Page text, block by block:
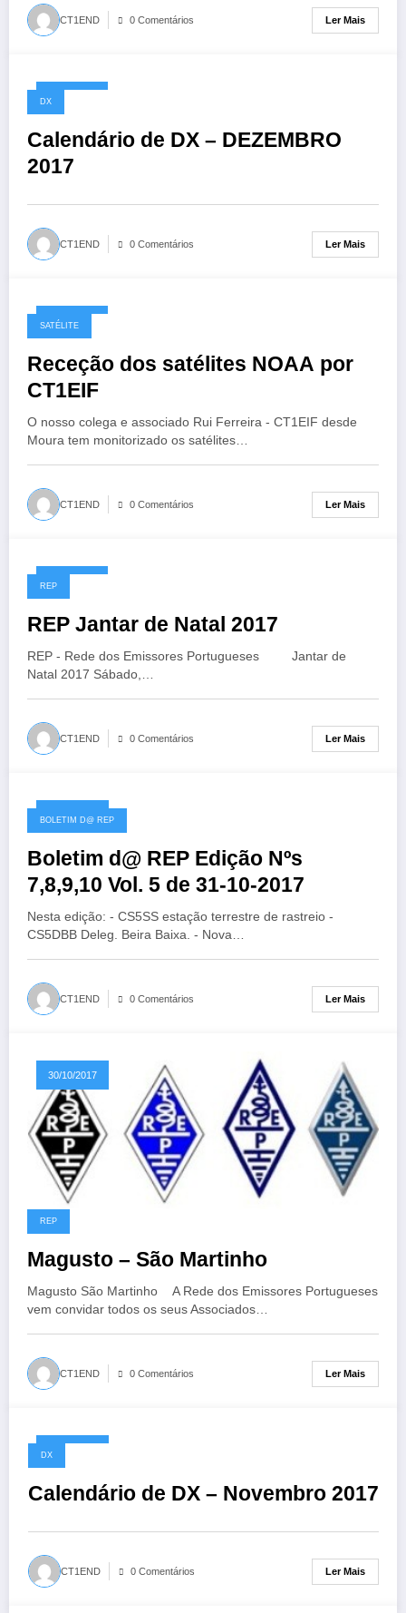
CT1END 0 Comentários Ler Mais
29/11/2017
DX
Calendário de DX – DEZEMBRO
2017
CT1END 0 Comentários Ler Mais
23/11/2017
SATÉLITE
Receção dos satélites NOAA por
CT1EIF
O nosso colega e associado Rui Ferreira - CT1EIF desde
Moura tem monitorizado os satélites…
CT1END 0 Comentários Ler Mais
20/11/2017
REP
REP Jantar de Natal 2017
REP - Rede dos Emissores Portugueses Jantar de
Natal 2017 Sábado,…
CT1END 0 Comentários Ler Mais
31/10/2017
BOLETIM D@ REP
Boletim d@ REP Edição Nºs
7,8,9,10 Vol. 5 de 31-10-2017
Nesta edição: - CS5SS estação terrestre de rastreio -
CS5DBB Deleg. Beira Baixa. - Nova…
CT1END 0 Comentários Ler Mais
30/10/2017
REP
Magusto – São Martinho
Magusto São Martinho A Rede dos Emissores Portugueses
vem convidar todos os seus Associados…
CT1END 0 Comentários Ler Mais
29/10/2017
DX
Calendário de DX – Novembro 2017
CT1END 0 Comentários Ler Mais